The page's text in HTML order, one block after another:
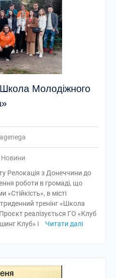
Молодіжного
agenega
Новини
Релокація з Донеччини до
роботи в громаді, що
в місті
тренінг «Школа
реалізується ГО «Клуб
Клуб» і
Читати далі